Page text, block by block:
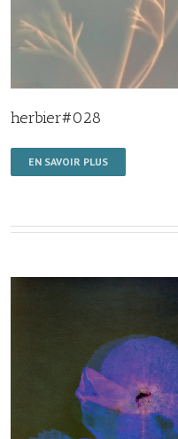
herbier#028
EN SAVOIR PLUS